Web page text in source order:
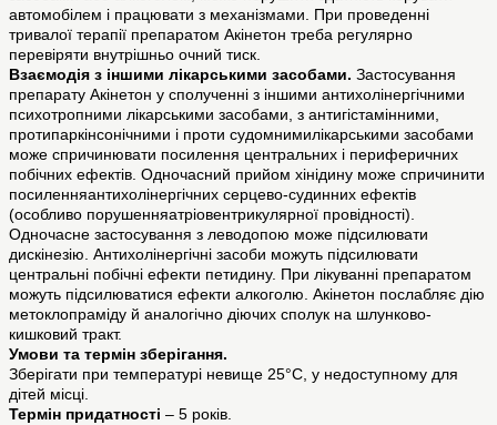
автомобілем і працювати з механізмами. При проведенні
тривалої терапії препаратом Акінетон треба регулярно
перевіряти внутрішньо очний тиск.
Взаємодія з іншими лікарськими засобами. Застосування
препарату Акінетон у сполученні з іншими антихолінергічними
психотропними лікарськими засобами, з антигістамінними,
протипаркінсонічними і проти судомнимилікарськими засобами
може спричинювати посилення центральних і периферичних
побічних ефектів. Одночасний прийом хінідину може спричинити
посиленняантихолінергічних серцево-судинних ефектів
(особливо порушенняатріовентрикулярної провідності).
Одночасне застосування з леводопою може підсилювати
дискінезію. Антихолінергічні засоби можуть підсилювати
центральні побічні ефекти петидину. При лікуванні препаратом
можуть підсилюватися ефекти алкоголю. Акінетон послабляє дію
метоклопраміду й аналогічно діючих сполук на шлунково-
кишковий тракт.
Умови та термін зберігання.
Зберігати при температурі невище 25°С, у недоступному для
дітей місці.
Термін придатності – 5 років.